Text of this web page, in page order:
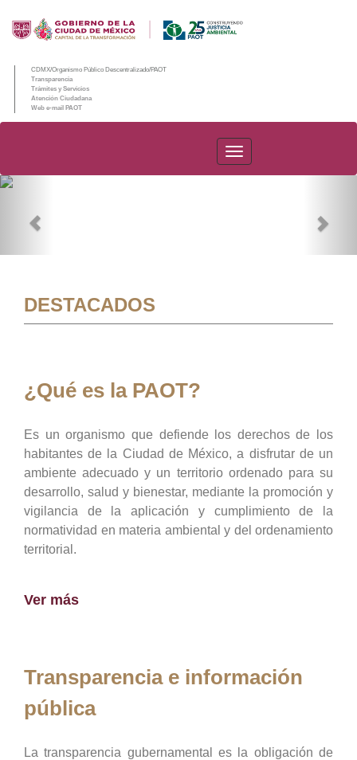
CDMX/Organismo Público Descentralizado/PAOT
Transparencia
Trámites y Servicios
Atención Ciudadana
Web e-mail PAOT
PAOT
DESTACADOS
¿Qué es la PAOT?
Es un organismo que defiende los derechos de los
habitantes de la Ciudad de México, a disfrutar de un
ambiente adecuado y un territorio ordenado para su
desarrollo, salud y bienestar, mediante la promoción y
vigilancia de la aplicación y cumplimiento de la
normatividad en materia ambiental y del ordenamiento
territorial.
Ver más
Transparencia e información
pública
La transparencia gubernamental es la obligación de